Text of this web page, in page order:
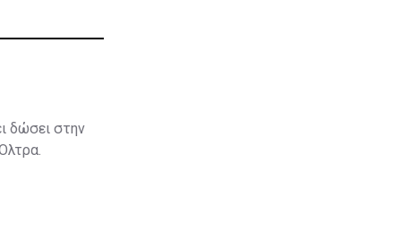
δώσει στην